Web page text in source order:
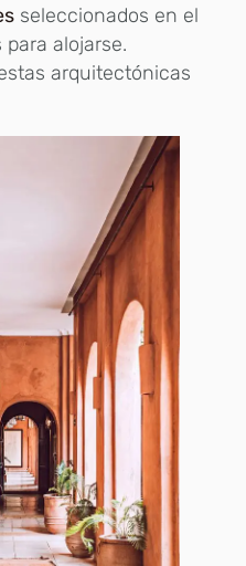
seleccionados en el
alojarse.
arquitectónicas